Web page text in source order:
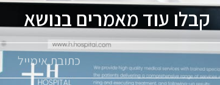
קבלו עוד מאמרים בנושאפ